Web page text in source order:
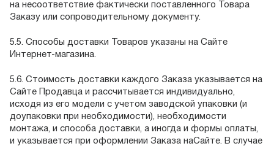
на несоответствие фактически поставленного Товара
Заказу или сопроводительному документу.
5.5. Способы доставки Товаров указаны на Сайте
Интернет-магазина.
5.6. Стоимость доставки каждого Заказа указывается на
Сайте Продавца и рассчитывается индивидуально,
исходя из его модели с учетом заводской упаковки (и
доупаковки при необходимости), необходимости
монтажа, и способа доставки, а иногда и формы оплаты,
и указывается при оформлении Заказа наСайте. В случае